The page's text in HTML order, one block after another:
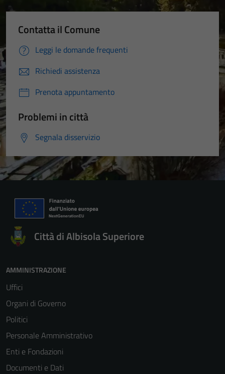
Contatta il Comune
Leggi le domande frequenti
Richiedi assistenza
Prenota appuntamento
Problemi in città
Segnala disservizio
Città di Albisola Superiore
AMMINISTRAZIONE
Uffici
Organi di Governo
Politici
Personale Amministrativo
Enti e Fondazioni
Documenti e Dati